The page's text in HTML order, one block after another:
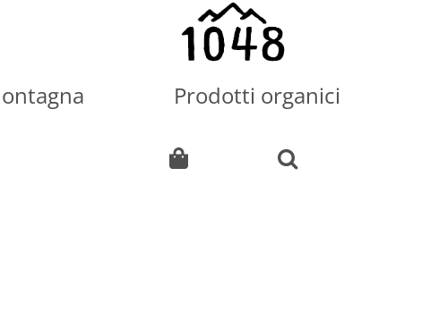
Prodotti organici